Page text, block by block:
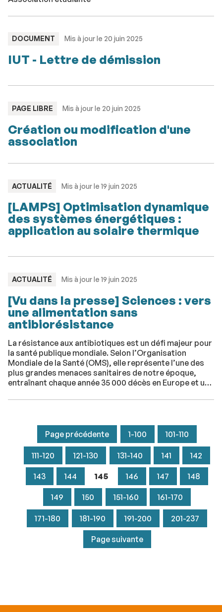
TYPE
DOCUMENT Mis à jour le 20 juin 2025
IUT - Lettre de démission
TYPE
PAGE LIBRE Mis à jour le 20 juin 2025
Création ou modification d'une
association
TYPE
ACTUALITÉ Mis à jour le 19 juin 2025
[LAMPS] Optimisation dynamique
des systèmes énergétiques :
application au solaire thermique
TYPE
ACTUALITÉ Mis à jour le 19 juin 2025
[Vu dans la presse] Sciences : vers
une alimentation sans
antibiorésistance
La résistance aux antibiotiques est un défi majeur pour
la santé publique mondiale. Selon l’Organisation
Mondiale de la Santé (OMS), elle représente l’une des
plus grandes menaces sanitaires de notre époque,
entraînant chaque année 35 000 décès en Europe et une
Page précédente 1-100 101-110
111-120 121-130 131-140 141 142
143 144 145 146 147 148
149 150 151-160 161-170
171-180 181-190 191-200 201-237
Page suivante